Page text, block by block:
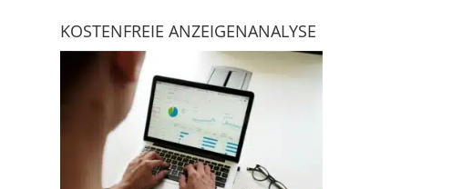
KOSTENFREIE ANZEIGENANALYSE